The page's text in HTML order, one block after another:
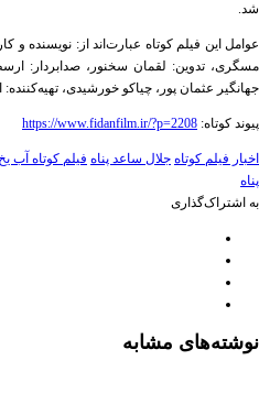
شد.
عوامل این فیلم کوتاه عبارت‌اند از: نویسنده و
مسگری، تدوین: لقمان سخنور، صدابردار:
جهانگیر عثمان پور، چیاکو خورشیدی،
پیوند کوتاه: https://www.fidanfilm.ir/?p=2208
اخبار فیلم کوتاه جلال ساعد پناه فیلم کوتاه آب یخ
پناه
به اشتراک‌گذاری
نوشته‌های مشابه